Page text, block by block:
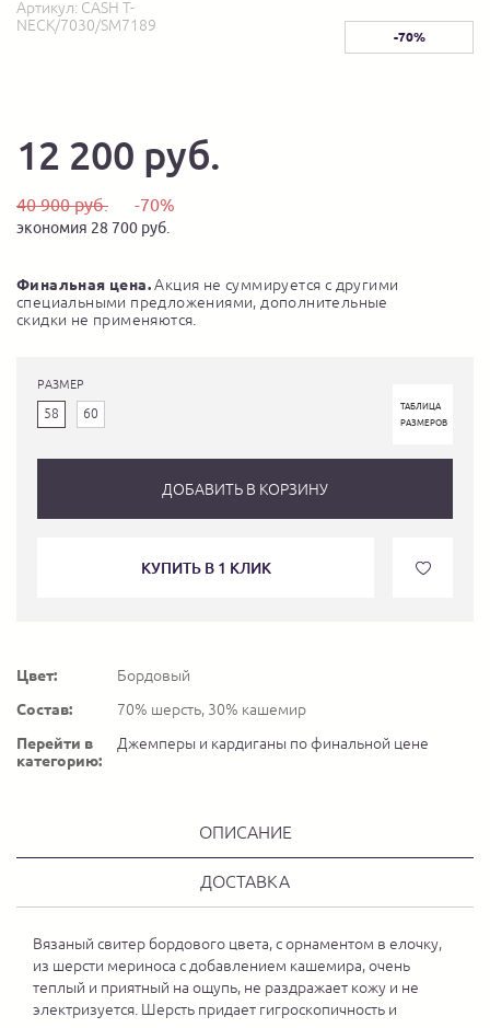
Артикул: CASH T-
NECK/7030/SM7189
-70%
12 200 руб.
40 900 руб. -70%
экономия 28 700 руб.
Финальная цена.Акция не суммируется с другими
специальными предложениями, дополнительные
скидки не применяются.
РАЗМЕР
58 60
ТАБЛИЦА
РАЗМЕРОВ
ДОБАВИТЬ В КОРЗИНУ
КУПИТЬ В 1 КЛИК
Цвет:
Бордовый
Состав:
70% шерсть, 30% кашемир
Перейти в
категорию:
Джемперы и кардиганы по финальной цене
ОПИСАНИЕ
ДОСТАВКА
Вязаный свитер бордового цвета, с орнаментом в елочку,
из шерсти мериноса с добавлением кашемира, очень
теплый и приятный на ощупь, не раздражает кожу и не
электризуется. Шерсть придает гигроскопичность и